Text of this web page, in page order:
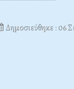
Δημοσιεύθηκε : 06